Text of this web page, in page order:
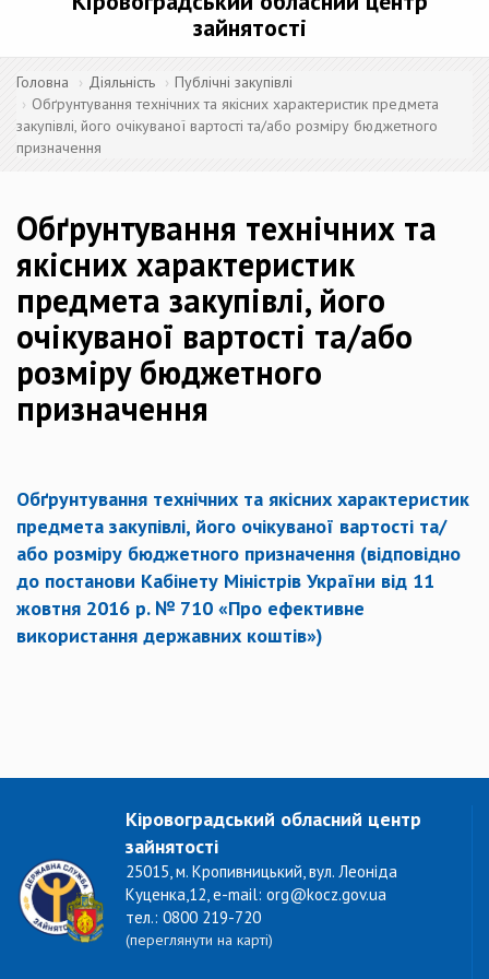
зайнятості
Головна Діяльність
Публічні закупівлі
Обґрунтування технічних та якісних характеристик предмета
закупівлі, його очікуваної вартості та/або розміру бюджетного
призначення
Обґрунтування технічних та
якісних характеристик
предмета закупівлі, його
очікуваної вартості та/або
розміру бюджетного
призначення
Обґрунтування технічних та якісних характеристик
предмета закупівлі, його очікуваної вартості та/
або розміру бюджетного призначення (відповідно
до постанови Кабінету Міністрів України від 11
жовтня 2016 р. № 710 «Про ефективне
використання державних коштів»)
Кіровоградський обласний центр
зайнятості
25015, м. Кропивницький, вул. Леоніда
Куценка,12, e-mail: org@kocz.gov.ua
тел.: 0800 219-720
(переглянути на карті)